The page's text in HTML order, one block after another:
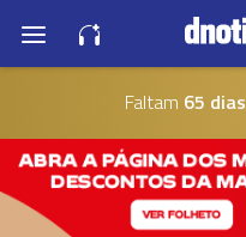
Faltam 65 dias